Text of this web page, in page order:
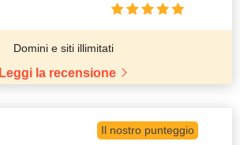
Domini e siti illimitati
Leggi la recensione
Il nostro punteggio